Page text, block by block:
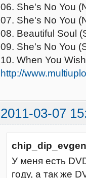
06. She's No You
07. She's No You
08. Beautiful Soul
09. She's No You
10. When You
http://
2011-03-07
У меня есть
году, а так же